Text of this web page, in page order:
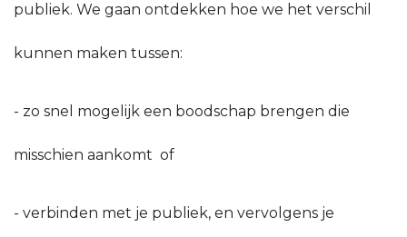
publiek. We gaan ontdekken hoe we het verschil
kunnen maken tussen:
- zo snel mogelijk een boodschap brengen die
misschien aankomt of
- verbinden met je publiek, en vervolgens je